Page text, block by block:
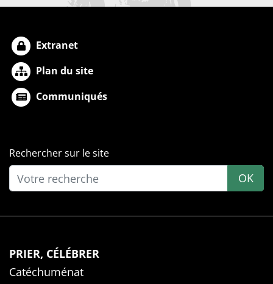
Extranet
Plan du site
Communiqués
Rechercher sur le site
OK
PRIER, CÉLÉBRER
Catéchuménat